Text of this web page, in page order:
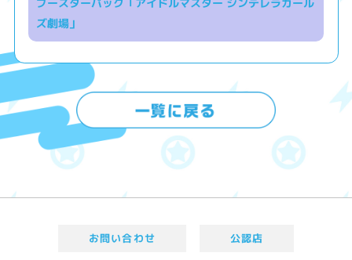
ズ劇場」
お問い合わせ 公認店